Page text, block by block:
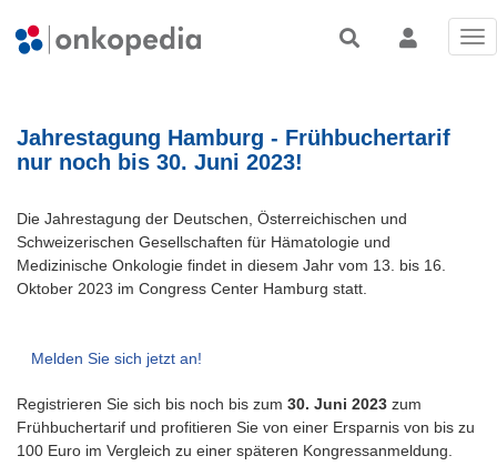
Jahrestagung Hamburg - Frühbuchertarif
nur noch bis 30. Juni 2023!
Die Jahrestagung der Deutschen, Österreichischen und
Schweizerischen Gesellschaften für Hämatologie und
Medizinische Onkologie findet in diesem Jahr vom 13. bis 16.
Oktober 2023 im Congress Center Hamburg statt.
Melden Sie sich jetzt an!
Registrieren Sie sich bis noch bis zum 30. Juni 2023 zum
Frühbuchertarif und profitieren Sie von einer Ersparnis von bis zu
100 Euro im Vergleich zu einer späteren Kongressanmeldung.